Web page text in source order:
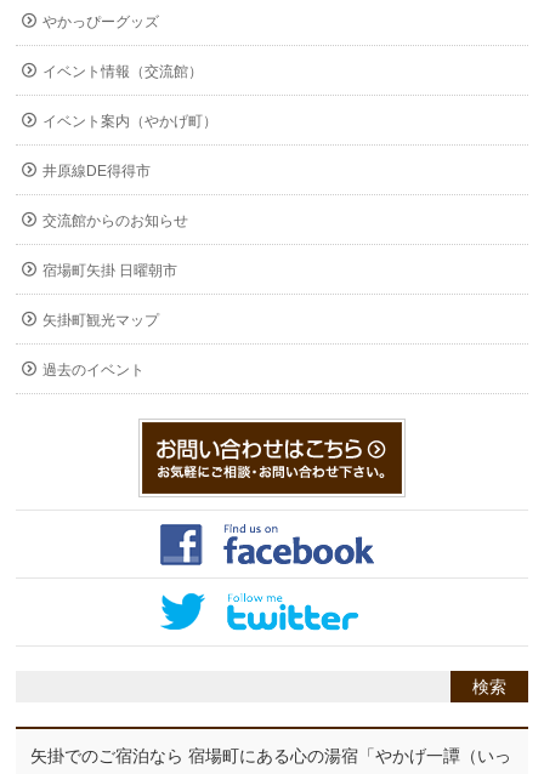
やかっぴーグッズ
イベント情報（交流館）
イベント案内（やかげ町）
井原線DE得得市
交流館からのお知らせ
宿場町矢掛 日曜朝市
矢掛町観光マップ
過去のイベント
矢掛でのご宿泊なら 宿場町にある心の湯宿「やかげ一譚（いっ